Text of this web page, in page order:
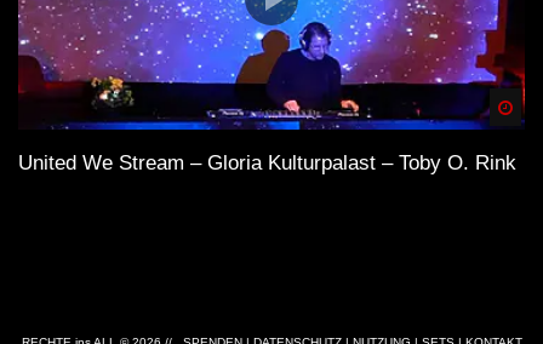
United We Stream – Gloria Kulturpalast – Toby O. Rink